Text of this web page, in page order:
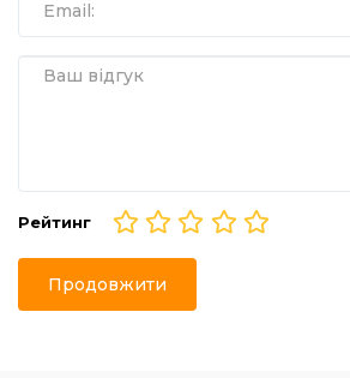
Рейтинг
Продовжити